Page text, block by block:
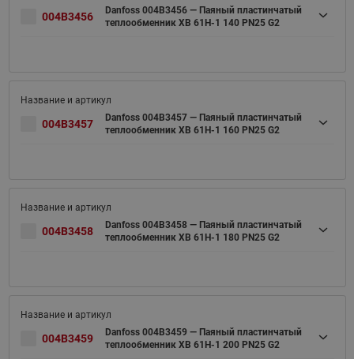
004B3456
Danfoss 004B3456 — Паяный пластинчатый
теплообменник XB 61H-1 140 PN25 G2
004B3457
Danfoss 004B3457 — Паяный пластинчатый
теплообменник XB 61H-1 160 PN25 G2
004B3458
Danfoss 004B3458 — Паяный пластинчатый
теплообменник XB 61H-1 180 PN25 G2
004B3459
Danfoss 004B3459 — Паяный пластинчатый
теплообменник XB 61H-1 200 PN25 G2